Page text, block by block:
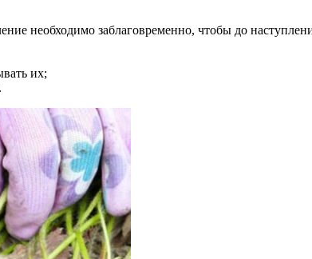
необходимо заблаговременно, чтобы до
их;